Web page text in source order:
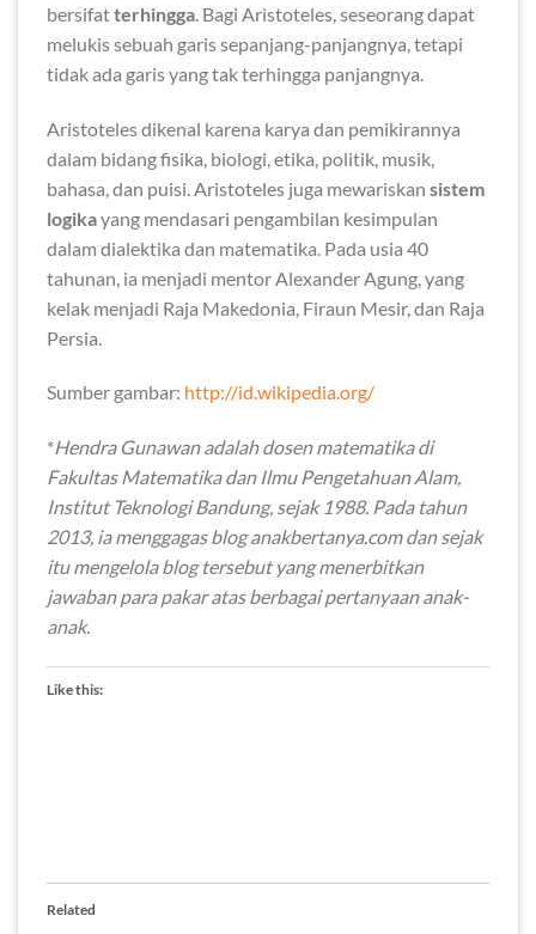
bersifatterhingga . Bagi Aristoteles, seseorang dapat
melukis sebuah garis sepanjang-panjangnya, tetapi
tidak ada garis yang tak terhingga panjangnya.
Aristoteles dikenal karena karya dan pemikirannya
dalam bidang fisika, biologi, etika, politik, musik,
bahasa, dan puisi. Aristoteles juga mewariskan sistem
logikayang mendasari pengambilan kesimpulan
dalam dialektika dan matematika. Pada usia 40
tahunan, ia menjadi mentor Alexander Agung, yang
kelak menjadi Raja Makedonia, Firaun Mesir, dan Raja
Persia.
Sumber gambar: http://id.wikipedia.org/
*Hendra Gunawan adalah dosen matematika di
Fakultas Matematika dan Ilmu Pengetahuan Alam,
Institut Teknologi Bandung, sejak 1988. Pada tahun
2013, ia menggagas blog anakbertanya.com dan sejak
itu mengelola blog tersebut yang menerbitkan
jawaban para pakar atas berbagai pertanyaan anak-
anak.
Like this:
Related